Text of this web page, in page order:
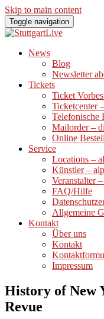
Skip to main content
Toggle navigation
News
Blog
Newsletter
Tickets
Ticket
Ticketcenter
Telefonische
Mailorder –
Online
Service
Locations –
Künstler –
Veranstalter
FAQ/Hilfe
Allgemeine
Kontakt
Über uns
Kontakt
Impressum
History of New
Revue